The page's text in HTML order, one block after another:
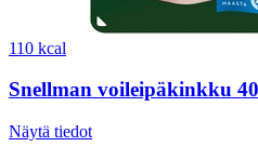
110 kcal
Snellman voileipäkinkku
Näytä tiedot